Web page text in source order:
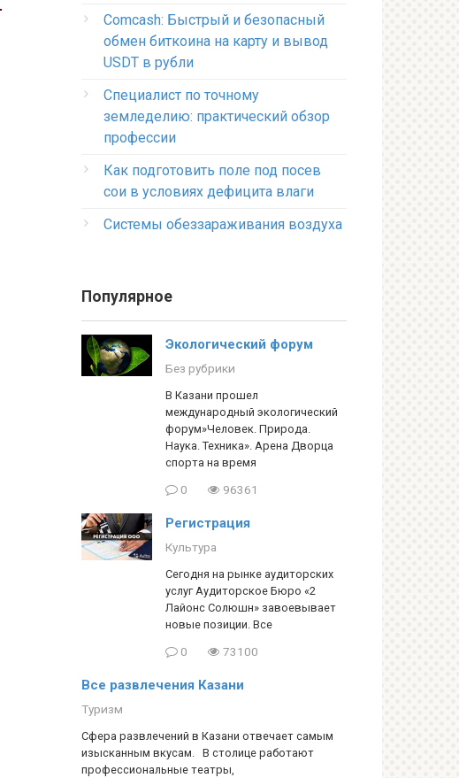
Comcash: Быстрый и безопасный
обмен биткоина на карту и вывод
USDT в рубли
Специалист по точному
земледелию: практический обзор
профессии
Как подготовить поле под посев
сои в условиях дефицита влаги
Системы обеззараживания воздуха
Популярное
Экологический форум
Без рубрики
В Казани прошел
международный экологический
форум»Человек. Природа.
Наука. Техника». Арена Дворца
спорта на время
0 96361
Регистрация
Культура
Сегодня на рынке аудиторских
услуг Аудиторское Бюро «2
Лайонс Солюшн» завоевывает
новые позиции. Все
0 73100
Все развлечения Казани
Туризм
Сфера развлечений в Казани отвечает самым
изысканным вкусам. В столице работают
профессиональные театры,